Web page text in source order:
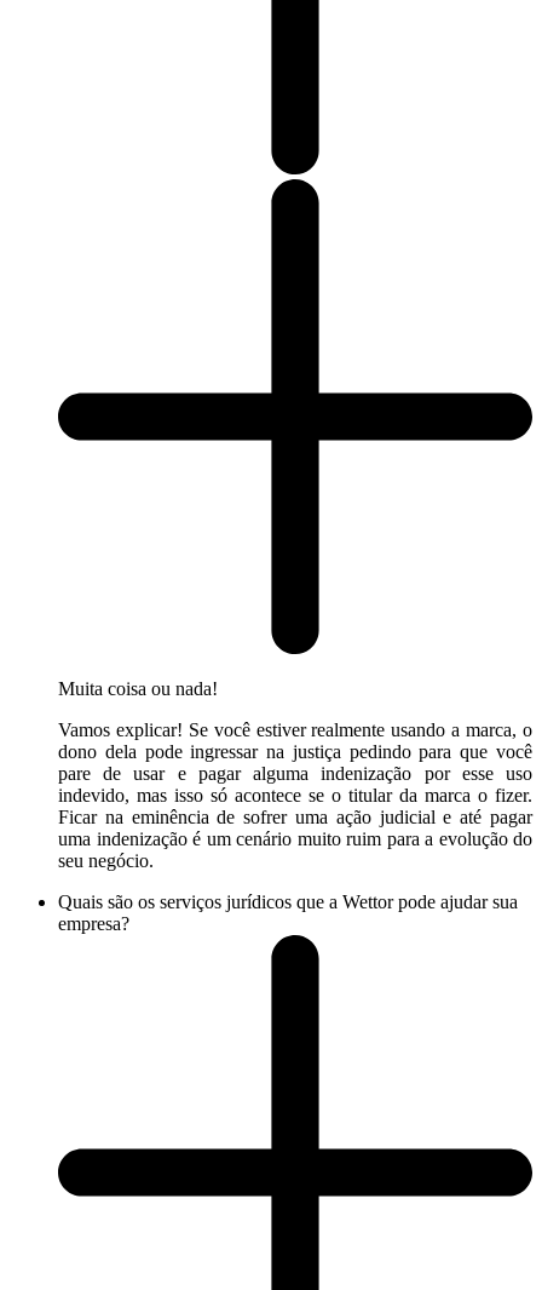
Muita coisa ou nada!
Vamos explicar! Se você estiver realmente usando a marca, o
dono dela pode ingressar na justiça pedindo para que você
pare de usar e pagar alguma indenização por esse uso
indevido, mas isso só acontece se o titular da marca o fizer.
Ficar na eminência de sofrer uma ação judicial e até pagar
uma indenização é um cenário muito ruim para a evolução do
seu negócio.
Quais são os serviços jurídicos que a Wettor pode ajudar sua
empresa?